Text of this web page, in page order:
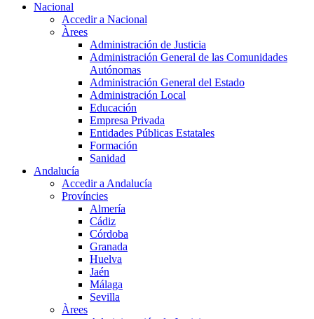
Nacional
Accedir a Nacional
Àrees
Administración de Justicia
Administración General de las Comunidades
Autónomas
Administración General del Estado
Administración Local
Educación
Empresa Privada
Entidades Públicas Estatales
Formación
Sanidad
Andalucía
Accedir a Andalucía
Províncies
Almería
Cádiz
Córdoba
Granada
Huelva
Jaén
Málaga
Sevilla
Àrees